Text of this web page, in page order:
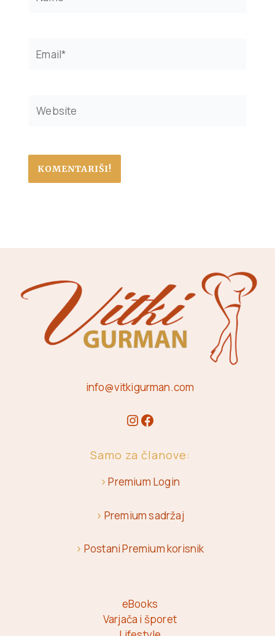
info@vitkigurman.com
Samo za članove:
>Premium Login
> Premium sadržaj
> Postani Premium korisnik
eBooks
Varjača i šporet